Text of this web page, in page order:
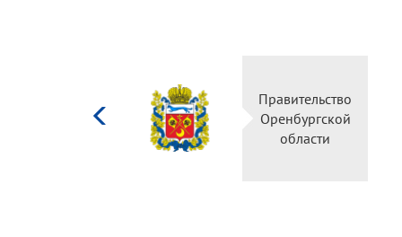
Министерство
культуры
Российской
федерации